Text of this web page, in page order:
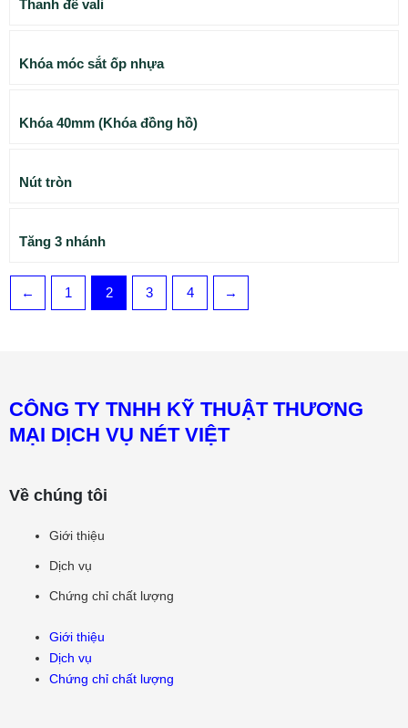
Thanh đế vali
Khóa móc sắt ốp nhựa
Khóa 40mm (Khóa đồng hồ)
Nút tròn
Tăng 3 nhánh
← 1 2 3 4 →
CÔNG TY TNHH KỸ THUẬT THƯƠNG
MẠI DỊCH VỤ NÉT VIỆT
Về chúng tôi
Giới thiệu
Dịch vụ
Chứng chỉ chất lượng
Giới thiệu
Dịch vụ
Chứng chỉ chất lượng